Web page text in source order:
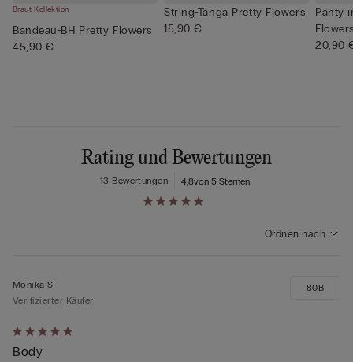
Braut Kollektion
Bandeau-BH Pretty Flowers
45,90 €
String-Tanga Pretty Flowers
15,90 €
Panty
20,90
Rating und Bewertungen
4,8von 5 Sternen
13 Bewertungen
Ordnen nach
Mit
5
Monika S
Verifizierter Käufer
Body
80B